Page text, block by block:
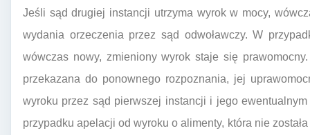
Jeśli sąd drugiej instancji utrzyma wyrok w mocy,
wydania orzeczenia przez sąd odwoławczy. W
wówczas nowy, zmieniony wyrok staje się
przekazana do ponownego rozpoznania, jej
wyroku przez sąd pierwszej instancji i jego
przypadku apelacji od wyroku o alimenty, która nie